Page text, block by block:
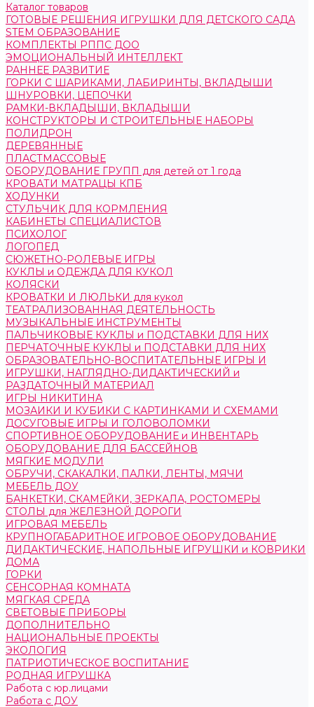
Каталог товаров
ГОТОВЫЕ РЕШЕНИЯ ИГРУШКИ ДЛЯ ДЕТСКОГО САДА
STEM ОБРАЗОВАНИЕ
КОМПЛЕКТЫ РППС ДОО
ЭМОЦИОНАЛЬНЫЙ ИНТЕЛЛЕКТ
РАННЕЕ РАЗВИТИЕ
ГОРКИ С ШАРИКАМИ, ЛАБИРИНТЫ, ВКЛАДЫШИ
ШНУРОВКИ, ЦЕПОЧКИ
РАМКИ-ВКЛАДЫШИ, ВКЛАДЫШИ
КОНСТРУКТОРЫ И СТРОИТЕЛЬНЫЕ НАБОРЫ
ПОЛИДРОН
ДЕРЕВЯННЫЕ
ПЛАСТМАССОВЫЕ
ОБОРУДОВАНИЕ ГРУПП для детей от 1 года
КРОВАТИ МАТРАЦЫ КПБ
ХОДУНКИ
СТУЛЬЧИК ДЛЯ КОРМЛЕНИЯ
КАБИНЕТЫ СПЕЦИАЛИСТОВ
ПСИХОЛОГ
ЛОГОПЕД
СЮЖЕТНО-РОЛЕВЫЕ ИГРЫ
КУКЛЫ и ОДЕЖДА ДЛЯ КУКОЛ
КОЛЯСКИ
КРОВАТКИ И ЛЮЛЬКИ для кукол
ТЕАТРАЛИЗОВАННАЯ ДЕЯТЕЛЬНОСТЬ
МУЗЫКАЛЬНЫЕ ИНСТРУМЕНТЫ
ПАЛЬЧИКОВЫЕ КУКЛЫ и ПОДСТАВКИ ДЛЯ НИХ
ПЕРЧАТОЧНЫЕ КУКЛЫ и ПОДСТАВКИ ДЛЯ НИХ
ОБРАЗОВАТЕЛЬНО-ВОСПИТАТЕЛЬНЫЕ ИГРЫ И
ИГРУШКИ, НАГЛЯДНО-ДИДАКТИЧЕСКИЙ и
РАЗДАТОЧНЫЙ МАТЕРИАЛ
ИГРЫ НИКИТИНА
МОЗАИКИ И КУБИКИ С КАРТИНКАМИ И СХЕМАМИ
ДОСУГОВЫЕ ИГРЫ И ГОЛОВОЛОМКИ
СПОРТИВНОЕ ОБОРУДОВАНИЕ и ИНВЕНТАРЬ
ОБОРУДОВАНИЕ ДЛЯ БАССЕЙНОВ
МЯГКИЕ МОДУЛИ
ОБРУЧИ, СКАКАЛКИ, ПАЛКИ, ЛЕНТЫ, МЯЧИ
МЕБЕЛЬ ДОУ
БАНКЕТКИ, СКАМЕЙКИ, ЗЕРКАЛА, РОСТОМЕРЫ
СТОЛЫ для ЖЕЛЕЗНОЙ ДОРОГИ
ИГРОВАЯ МЕБЕЛЬ
КРУПНОГАБАРИТНОЕ ИГРОВОЕ ОБОРУДОВАНИЕ
ДИДАКТИЧЕСКИЕ, НАПОЛЬНЫЕ ИГРУШКИ и КОВРИКИ
ДОМА
ГОРКИ
СЕНСОРНАЯ КОМНАТА
МЯГКАЯ СРЕДА
СВЕТОВЫЕ ПРИБОРЫ
ДОПОЛНИТЕЛЬНО
НАЦИОНАЛЬНЫЕ ПРОЕКТЫ
ЭКОЛОГИЯ
ПАТРИОТИЧЕСКОЕ ВОСПИТАНИЕ
РОДНАЯ ИГРУШКА
Работа с юр.лицами
Работа с ДОУ